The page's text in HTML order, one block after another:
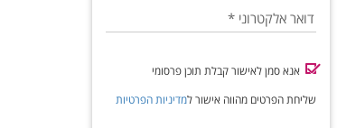
דואר אלקטרוני *
אנא סמן לאישור קבלת תוכן פרסומי
שליחת הפרטים מהווה אישור למדיניות הפרטיות